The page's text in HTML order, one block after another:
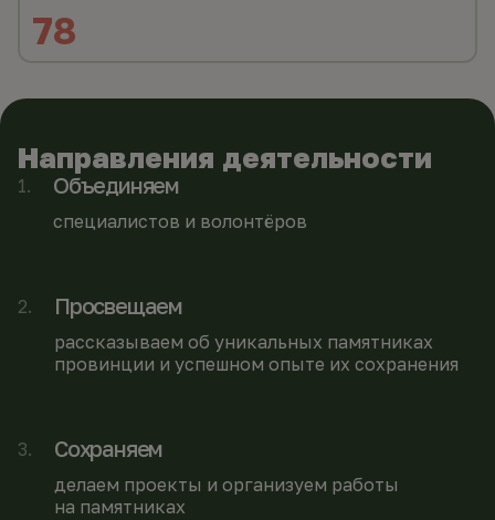
78
Направления деятельности
1. Объединяем
специалистов и волонтёров
2. Просвещаем
рассказываем об уникальных памятниках
провинции и успешном опыте их сохранения
3. Сохраняем
делаем проекты и организуем работы
на памятниках